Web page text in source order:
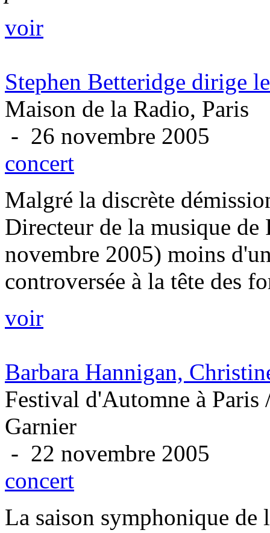
voir
Stephen Betteridge dirige
Maison de la Radio, Paris
- 26 novembre 2005
concert
Malgré la discrète
Directeur de la musique
novembre 2005) moins
controversée à la tête des
voir
Barbara Hannigan,
Festival d'Automne à Paris
Garnier
- 22 novembre 2005
concert
La saison symphonique de